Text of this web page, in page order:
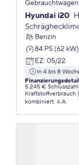
Hyundai i20
Benzin
84 PS (62 kW)
EZ: 05/22
in 4 bis 8
5.245 €
Kraftstoffverbrauch
kombiniert: k.A.